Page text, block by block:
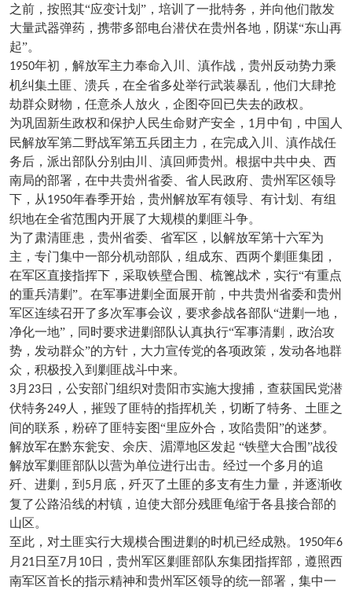
之前，按照其“应变计划”，培训了一批特务，并向他们散发
大量武器弹药，携带多部电台潜伏在贵州各地，阴谋“东山再
起”。
1950年初，解放军主力奉命入川、滇作战，贵州反动势力乘
机纠集土匪、溃兵，在全省多处举行武装暴乱，他们大肆抢
劫群众财物，任意杀人放火，企图夺回已失去的政权。
为巩固新生政权和保护人民生命财产安全， 1月中旬，中国人
民解放军第二野战军第五兵团主力，在完成入川、滇作战任
务后，派出部队分别由川、滇回师贵州。根据中共中央、西
南局的部署，在中共贵州省委、省人民政府、贵州军区领导
下，从1950年春季开始，贵州解放军有领导、有计划、有组
织地在全省范围内开展了大规模的剿匪斗争。
为了肃清匪患，贵州省委、省军区，以解放军第十六军为
主，专门集中一部分机动部队，组成东、西两个剿匪集团，
在军区直接指挥下，采取铁壁合围、梳篦战术，实行“有重点
的重兵清剿”。在军事进剿全面展开前，中共贵州省委和贵州
军区连续召开了多次军事会议，要求参战各部队“进剿一地，
净化一地”，同时要求进剿部队认真执行“军事清剿，政治攻
势，发动群众”的方针，大力宣传党的各项政策，发动各地群
众，积极投入到剿匪战斗中来。
3月 23日，公安部门组织对贵阳市实施大搜捕，查获国民党潜
伏特务249 人，摧毁了匪特的指挥机关，切断了特务、土匪之
间的联系，粉碎了匪特妄图“里应外合，攻陷贵阳”的迷梦。
解放军在黔东瓮安、余庆、湄潭地区发起 “铁壁大合围”战役
解放军剿匪部队以营为单位进行出击。经过一个多月的追
歼、进剿，到 5月底，歼灭了土匪的多支有生力量，并逐渐收
复了公路沿线的村镇，迫使大部分残匪龟缩于各县接合部的
山区。
至此，对土匪实行大规模合围进剿的时机已经成熟。 1950年6
月 21日至7月 10日，贵州军区剿匪部队东集团指挥部，遵照西
南军区首长的指示精神和贵州军区领导的统一部署，集中一